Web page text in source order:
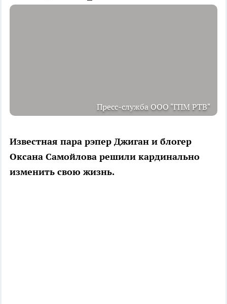
Пресс-служба ООО "ГПМ РТВ"
Известная пара рэпер Джиган и блогер
Оксана Самойлова решили кардинально
изменить свою жизнь.